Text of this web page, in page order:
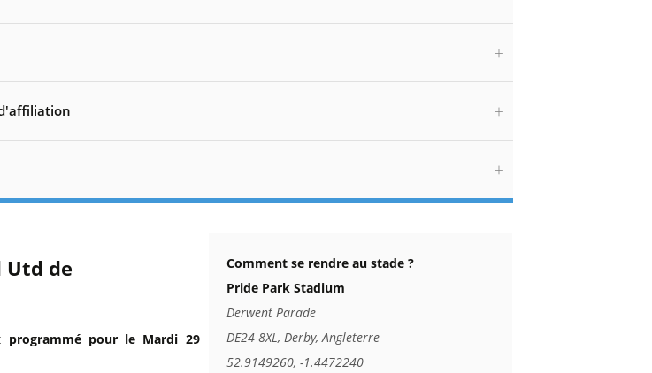
Utd de
programmé pour le Mardi 29
Comment se rendre au stade ?
Pride Park Stadium
Derwent Parade
DE24 8XL, Derby, Angleterre
52.9149260, -1.4472240